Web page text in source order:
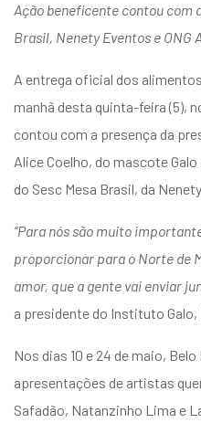
Ação beneficente contou com
Brasil, Nenety Eventos e ONG
A entrega oficial dos
manhã desta quinta-feira (5),
contou com a presença da
Alice Coelho, do mascote
do Sesc Mesa Brasil, da
“Para nós são muito
proporcionar para o Norte de
amor, que a gente vai enviar
a presidente do Instituto Galo,
Nos dias 10 e 24 de maio,
apresentações de artistas
Safadão, Natanzinho Lima e